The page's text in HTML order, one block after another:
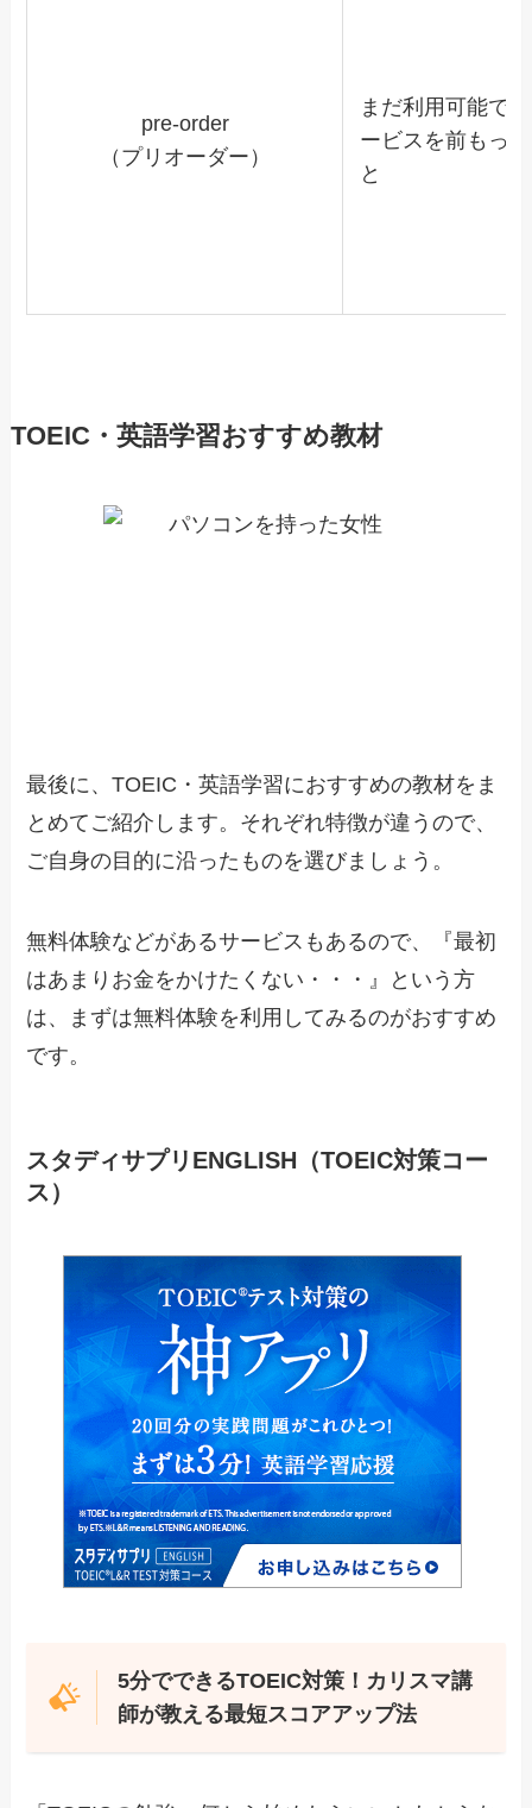
pre-order
（プリオーダー）
まだ利用可能で
ービスを前もっ
と
TOEIC・英語学習おすすめ教材
最後に、TOEIC・英語学習におすすめの教材をま
とめてご紹介します。それぞれ特徴が違うので、
ご自身の目的に沿ったものを選びましょう。
無料体験などがあるサービスもあるので、『最初
はあまりお金をかけたくない・・・』という方
は、まずは無料体験を利用してみるのがおすすめ
です。
スタディサプリENGLISH（TOEIC対策コー
ス）
5分でできるTOEIC対策！カリスマ講
師が教える最短スコアアップ法